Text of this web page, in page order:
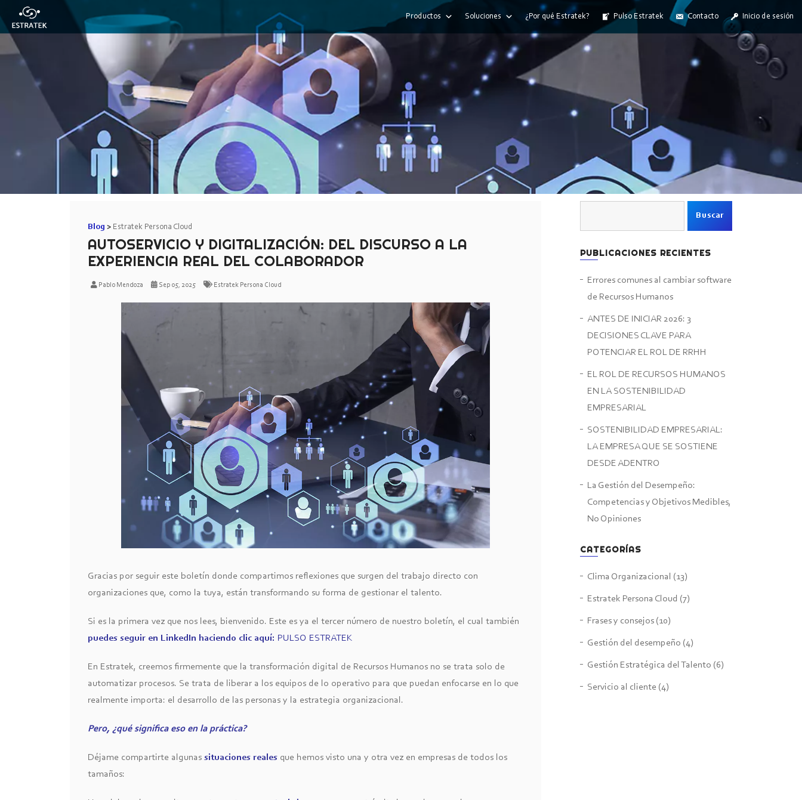
Productos Soluciones ¿Por qué Estratek? Pulso Estratek Contacto Inicio de sesión
Blog Estratek Persona Cloud
AUTOSERVICIO Y DIGITALIZACIÓN: DEL DISCURSO A LA
EXPERIENCIA REAL DEL COLABORADOR
Pablo Mendoza Sep 05, 2025 Estratek Persona Cloud
Gracias por seguir este boletín donde compartimos reflexiones que surgen del trabajo directo con
organizaciones que, como la tuya, están transformando su forma de gestionar el talento.
Si es la primera vez que nos lees, bienvenido. Este es ya el tercer número de nuestro boletín, el cual también
puedes seguir en LinkedIn haciendo clic aquí: PULSO ESTRATEK
En Estratek, creemos firmemente que la transformación digital de Recursos Humanos no se trata solo de
automatizar procesos. Se trata de liberar a los equipos de lo operativo para que puedan enfocarse en lo que
realmente importa: el desarrollo de las personas y la estrategia organizacional.
Pero, ¿qué significa eso en la práctica?
Déjame compartirte algunas situaciones reales que hemos visto una y otra vez en empresas de todos los
tamaños:
PUBLICACIONES RECIENTES
Errores comunes al cambiar software
de Recursos Humanos
ANTES DE INICIAR 2026: 3
DECISIONES CLAVE PARA
POTENCIAR EL ROL DE RRHH
EL ROL DE RECURSOS HUMANOS
EN LA SOSTENIBILIDAD
EMPRESARIAL
SOSTENIBILIDAD EMPRESARIAL:
LA EMPRESA QUE SE SOSTIENE
DESDE ADENTRO
La Gestión del Desempeño:
Competencias y Objetivos Medibles,
No Opiniones
CATEGORÍAS
Clima Organizacional (13)
Estratek Persona Cloud (7)
Frases y consejos (10)
Gestión del desempeño (4)
Gestión Estratégica del Talento (6)
Servicio al cliente (4)